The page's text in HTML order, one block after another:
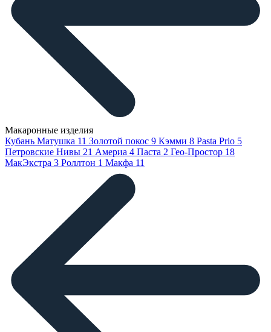
Макаронные изделия
Кубань Матушка 11 Золотой покос 9 Кэмми 8 Pasta Prio 5
Петровские Нивы 21 Америа 4 Паста 2 Гео-Простор 18
МакЭкстра 3 Роллтон 1 Макфа 11